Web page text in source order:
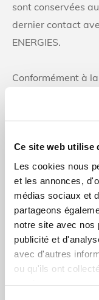
Ce site web utilise
Les cookies nous
et les annonces,
médias sociaux et
partageons
notre site avec nos
publicité et
avec d'autres
ou qu'ils ont
sont conservées
dernier contact
ENERGIES.
Conformément à
janvier 1978
n°2016/679/UE
d’effacement de
du traitement.
Vous pouvez
vous opposer au
concernant. Vous
rectification. Vous
directives sur la
communication de